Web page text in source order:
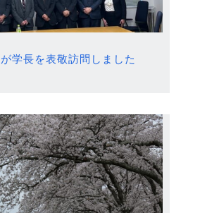
学長を表敬訪問しました